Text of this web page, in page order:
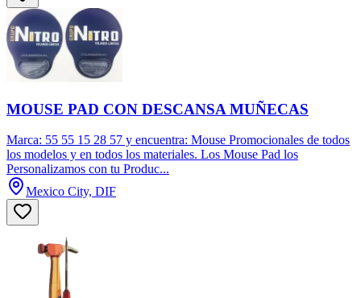
MOUSE PAD CON DESCANSA MUÑECAS
Marca: 55 55 15 28 57 y encuentra: Mouse Promocionales de todos
los modelos y en todos los materiales. Los Mouse Pad los
Personalizamos con tu Produc...
Mexico City, DIF